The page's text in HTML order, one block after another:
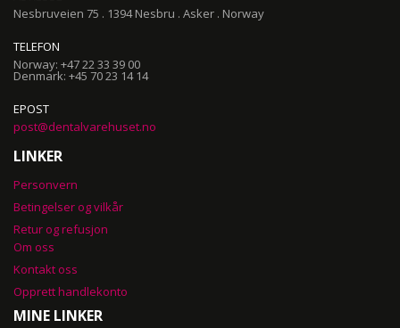
Nesbruveien 75 . 1394 Nesbru . Asker . Norway
TELEFON
Norway: +47 22 33 39 00
Denmark: +45 70 23 14 14
EPOST
post@dentalvarehuset.no
LINKER
Personvern
Betingelser og vilkår
Retur og refusjon
Om oss
Kontakt oss
Opprett handlekonto
MINE LINKER